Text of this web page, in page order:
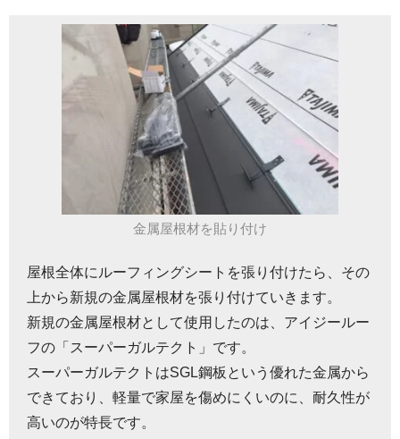
金属屋根材を貼り付け
屋根全体にルーフィングシートを張り付けたら、その
上から新規の金属屋根材を張り付けていきます。
新規の金属屋根材として使用したのは、アイジールー
フの「スーパーガルテクト」です。
スーパーガルテクトはSGL鋼板という優れた金属から
できており、軽量で家屋を傷めにくいのに、耐久性が
高いのが特長です。